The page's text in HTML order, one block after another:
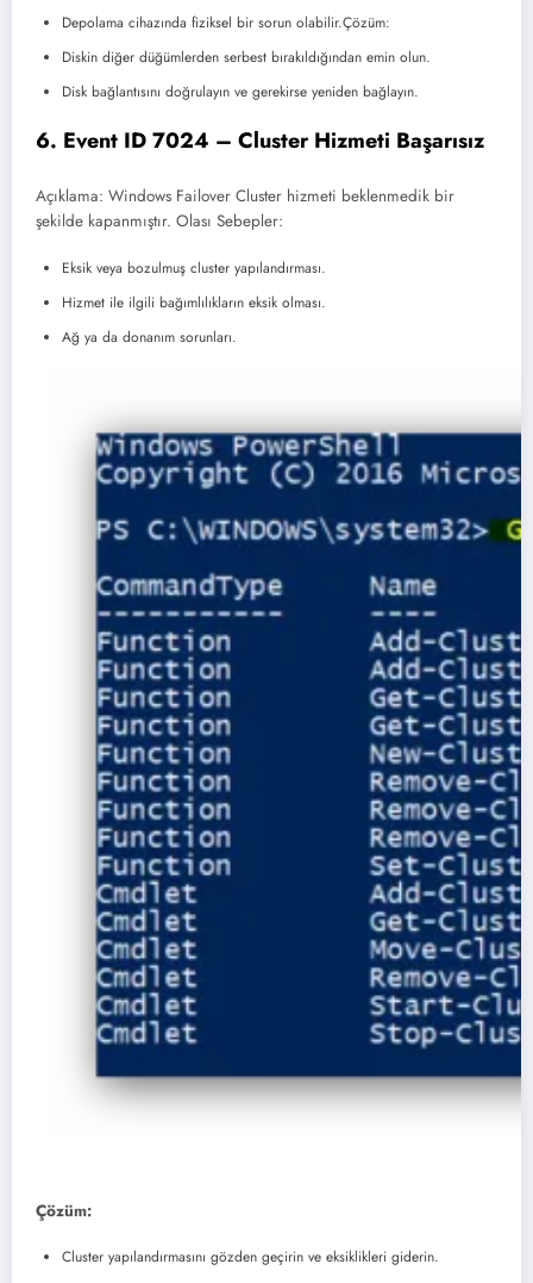
Depolama cihazında fiziksel bir sorun olabilir.Çözüm:
Diskin diğer düğümlerden serbest bırakıldığından emin olun.
Disk bağlantısını doğrulayın ve gerekirse yeniden bağlayın.
6. Event ID 7024 – Cluster Hizmeti Başarısız
Açıklama: Windows Failover Cluster hizmeti beklenmedik bir
şekilde kapanmıştır. Olası Sebepler:
Eksik veya bozulmuş cluster yapılandırması.
Hizmet ile ilgili bağımlılıkların eksik olması.
Ağ ya da donanım sorunları.
Çözüm:
Cluster yapılandırmasını gözden geçirin ve eksiklikleri giderin.